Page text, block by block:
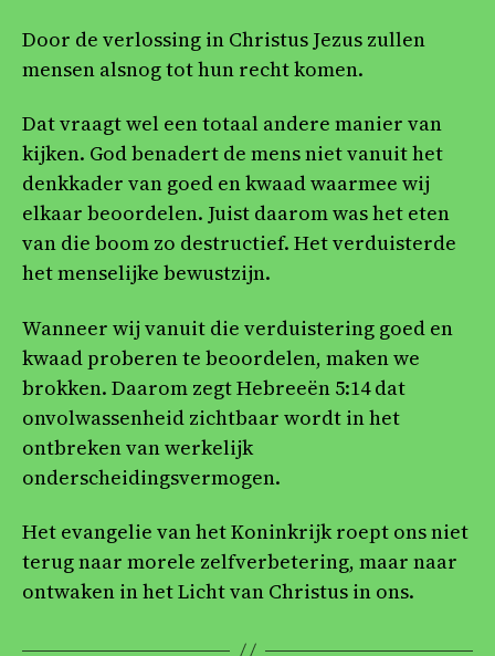
Door de verlossing in Christus Jezus zullen
mensen alsnog tot hun recht komen.
Dat vraagt wel een totaal andere manier van
kijken. God benadert de mens niet vanuit het
denkkader van goed en kwaad waarmee wij
elkaar beoordelen. Juist daarom was het eten
van die boom zo destructief. Het verduisterde
het menselijke bewustzijn.
Wanneer wij vanuit die verduistering goed en
kwaad proberen te beoordelen, maken we
brokken. Daarom zegt Hebreeën 5:14 dat
onvolwassenheid zichtbaar wordt in het
ontbreken van werkelijk
onderscheidingsvermogen.
Het evangelie van het Koninkrijk roept ons niet
terug naar morele zelfverbetering, maar naar
ontwaken in het Licht van Christus in ons.